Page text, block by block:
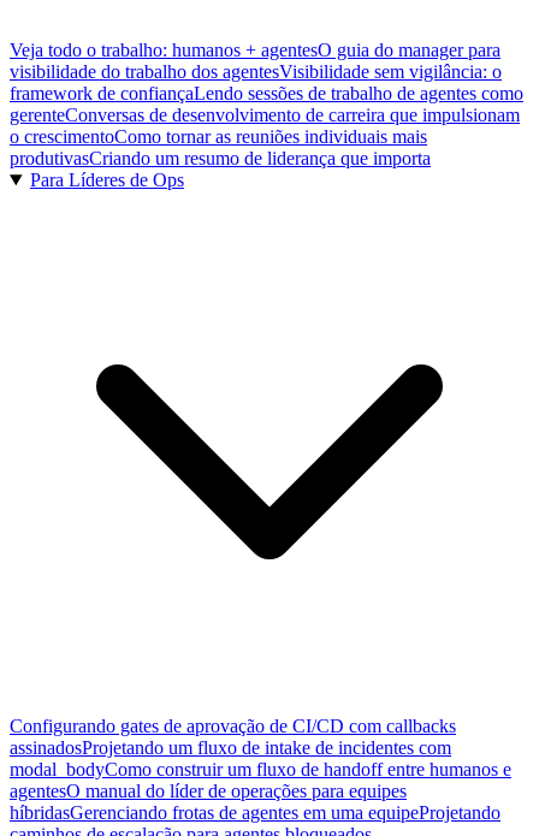
Veja todo o trabalho: humanos + agentesO guia do manager para
visibilidade do trabalho dos agentesVisibilidade sem vigilância: o
framework de confiançaLendo sessões de trabalho de agentes como
gerenteConversas de desenvolvimento de carreira que impulsionam
o crescimentoComo tornar as reuniões individuais mais
produtivasCriando um resumo de liderança que importa
Para Líderes de Ops
Configurando gates de aprovação de CI/CD com callbacks
assinadosProjetando um fluxo de intake de incidentes com
modal_bodyComo construir um fluxo de handoff entre humanos e
agentesO manual do líder de operações para equipes
híbridasGerenciando frotas de agentes em uma equipeProjetando